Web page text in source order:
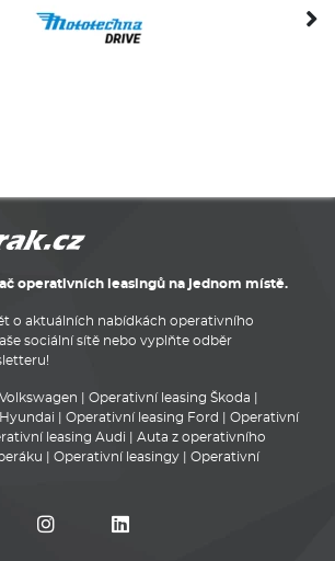
operativních leasingů na jednom místě.
o aktuálních nabídkách operativního
sociální sítě nebo vyplňte odběr
Operativní leasing Škoda
Operativní leasing Ford
Operativní
leasing Audi
Auta z operativního
Operativní leasingy
Operativní